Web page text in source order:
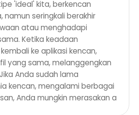
'ideal' kita, berkencan
namun seringkali berakhir
atau menghadapi
Ketika keadaan
ke aplikasi kencan,
yang sama, melanggengkan
Anda sudah lama
kencan, mengalami berbagai
Anda mungkin merasakan a